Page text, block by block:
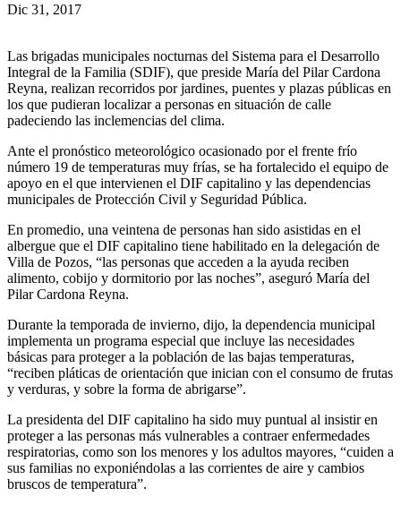
Dic 31, 2017
Las brigadas municipales nocturnas del Sistema para el Desarrollo
Integral de la Familia (SDIF), que preside María del Pilar Cardona
Reyna, realizan recorridos por jardines, puentes y plazas públicas en
los que pudieran localizar a personas en situación de calle
padeciendo las inclemencias del clima.
Ante el pronóstico meteorológico ocasionado por el frente frío
número 19 de temperaturas muy frías, se ha fortalecido el equipo de
apoyo en el que intervienen el DIF capitalino y las dependencias
municipales de Protección Civil y Seguridad Pública.
En promedio, una veintena de personas han sido asistidas en el
albergue que el DIF capitalino tiene habilitado en la delegación de
Villa de Pozos, “las personas que acceden a la ayuda reciben
alimento, cobijo y dormitorio por las noches”, aseguró María del
Pilar Cardona Reyna.
Durante la temporada de invierno, dijo, la dependencia municipal
implementa un programa especial que incluye las necesidades
básicas para proteger a la población de las bajas temperaturas,
“reciben pláticas de orientación que inician con el consumo de frutas
y verduras, y sobre la forma de abrigarse”.
La presidenta del DIF capitalino ha sido muy puntual al insistir en
proteger a las personas más vulnerables a contraer enfermedades
respiratorias, como son los menores y los adultos mayores, “cuiden a
sus familias no exponiéndolas a las corrientes de aire y cambios
bruscos de temperatura”.